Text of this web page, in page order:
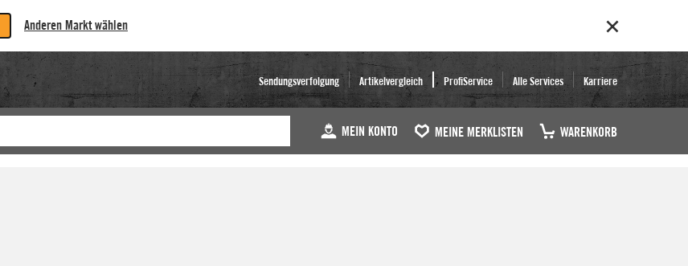
Anderen Markt wählen
Sendungsverfolgung Artikelvergleich ProfiService Alle Services Karriere
MEIN KONTO MEINE MERKLISTEN WARENKORB